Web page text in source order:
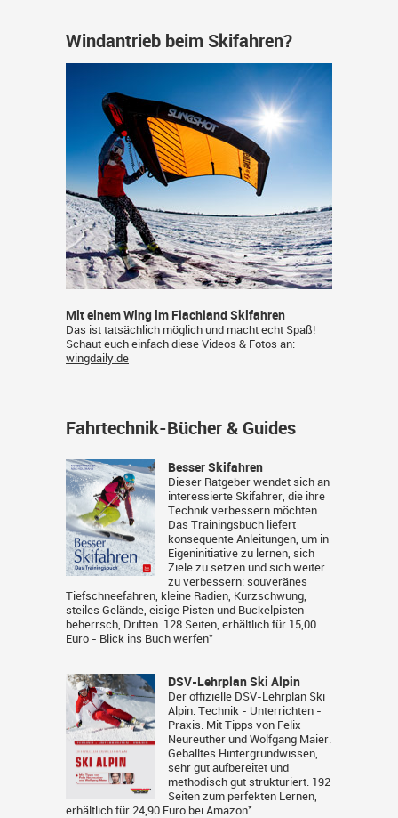
Windantrieb beim Skifahren?
Mit einem Wing im Flachland Skifahren
Das ist tatsächlich möglich und macht echt Spaß!
Schaut euch einfach diese Videos & Fotos an:
wingdaily.de
Fahrtechnik-Bücher & Guides
Besser Skifahren
Dieser Ratgeber wendet sich an
interessierte Skifahrer, die ihre
Technik verbessern möchten.
Das Trainingsbuch liefert
konsequente Anleitungen, um in
Eigeninitiative zu lernen, sich
Ziele zu setzen und sich weiter
zu verbessern: souveränes
Tiefschneefahren, kleine Radien, Kurzschwung,
steiles Gelände, eisige Pisten und Buckelpisten
beherrsch, Driften. 128 Seiten, erhältlich für 15,00
Euro - Blick ins Buch werfen*
DSV-Lehrplan Ski Alpin
Der offizielle DSV-Lehrplan Ski
Alpin: Technik - Unterrichten -
Praxis. Mit Tipps von Felix
Neureuther und Wolfgang Maier.
Geballtes Hintergrundwissen,
sehr gut aufbereitet und
methodisch gut strukturiert. 192
Seiten zum perfekten Lernen,
erhältlich für 24,90 Euro bei Amazon*